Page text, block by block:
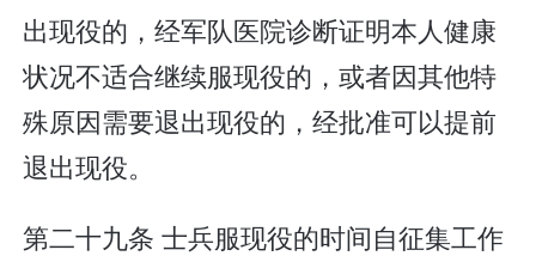
出现役的，经军队医院诊断证明本人健康
状况不适合继续服现役的，或者因其他特
殊原因需要退出现役的，经批准可以提前
退出现役。
第二十九条 士兵服现役的时间自征集工作